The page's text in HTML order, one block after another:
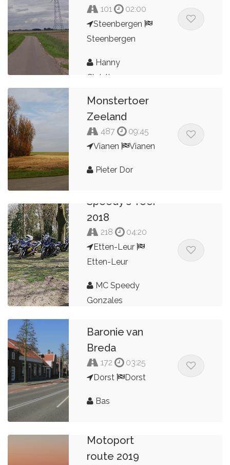
101
02:00
Steenbergen
Steenbergen
Hanny
Christianen
Monstertoer
Zeeland
487
09:45
Vianen
Vianen
Pieter Dor
Speedy's Toer
2018
218
04:20
Etten-Leur
Etten-Leur
MC Speedy
Gonzales
Baronie van
Breda
172
03:25
Dorst
Dorst
Bas
Motoport
route 2019